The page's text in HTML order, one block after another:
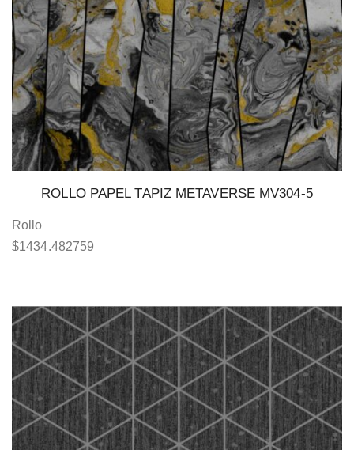
ROLLO PAPEL TAPIZ METAVERSE MV304-5
Rollo
$1434.482759